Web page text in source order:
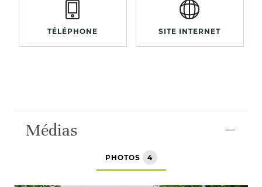
TÉLÉPHONE SITE INTERNET
Médias
PHOTOS 4